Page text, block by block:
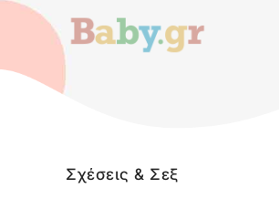
Σχέσεις & Σεξ